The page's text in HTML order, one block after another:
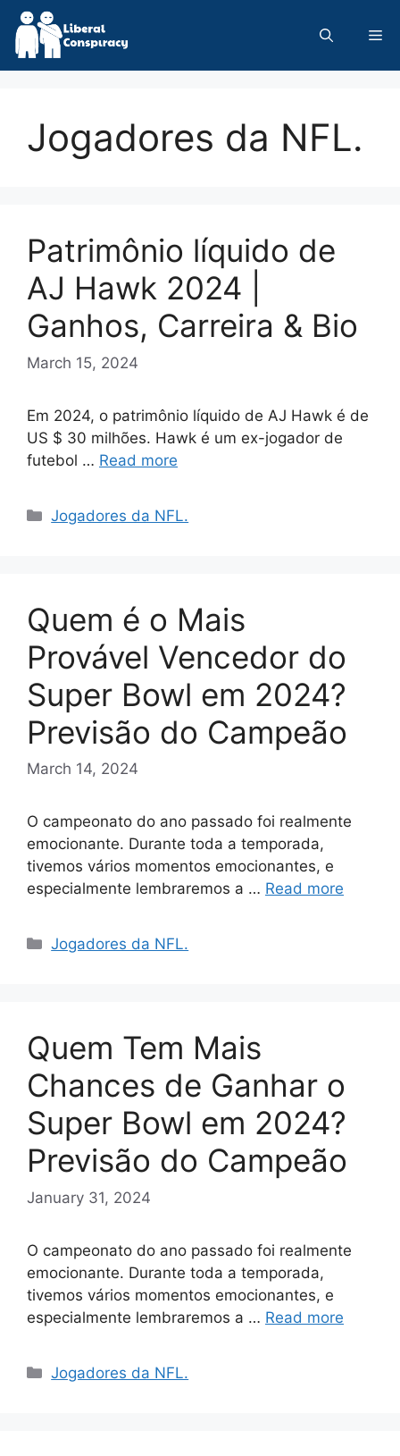
Skip
content
Jogadores da NFL.
Patrimônio líquido de
AJ Hawk 2024 |
Ganhos, Carreira & Bio
March 15, 2024
Em 2024, o patrimônio líquido de AJ Hawk é de
US $ 30 milhões. Hawk é um ex-jogador de
futebol … Read more
Categories
Jogadores da NFL.
Quem é o Mais
Provável Vencedor do
Super Bowl em 2024?
Previsão do Campeão
March 14, 2024
O campeonato do ano passado foi realmente
emocionante. Durante toda a temporada,
tivemos vários momentos emocionantes, e
especialmente lembraremos a … Read more
Categories
Jogadores da NFL.
Quem Tem Mais
Chances de Ganhar o
Super Bowl em 2024?
Previsão do Campeão
January 31, 2024
O campeonato do ano passado foi realmente
emocionante. Durante toda a temporada,
tivemos vários momentos emocionantes, e
especialmente lembraremos a … Read more
Categories
Jogadores da NFL.